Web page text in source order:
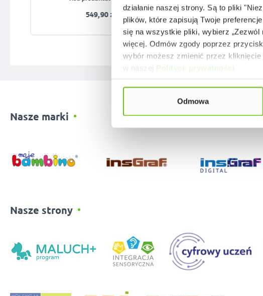
działanie naszej strony. Są to pliki
plików, które zapisują Twoje
się na wszystkie pliki, wybierz
więcej. Odmów zgody poprzez
wybór możesz zmienić przez
w naszej Polityce prywatności
Odmowa
549,90 zł
Nasze marki
Nasze strony